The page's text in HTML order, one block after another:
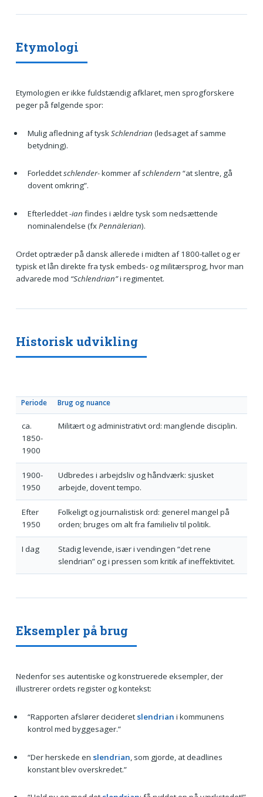
Etymologi
Etymologien er ikke fuldstændig afklaret, men sprogforskere
peger på følgende spor:
Mulig afledning af tyskSchlendrian (ledsaget af samme
betydning).
Forleddetschlender-kommer afschlendern “at slentre, gå
dovent omkring”.
Efterleddet-ian findes i ældre tysk som nedsættende
nominalendelse (fxPennälerian).
Ordet optræder på dansk allerede i midten af 1800-tallet og er
typisk et lån direkte fra tysk embeds- og militærsprog, hvor man
advarede mod “Schlendrian”i regimentet.
Historisk udvikling
Periode Brug og nuance
ca.
1850-
1900
Militært og administrativt ord: manglende disciplin.
1900-
1950
Udbredes i arbejdsliv og håndværk: sjusket
arbejde, dovent tempo.
Efter
1950
Folkeligt og journalistisk ord: generel mangel på
orden; bruges om alt fra familieliv til politik.
I dag
Stadig levende, især i vendingen “det rene
slendrian” og i pressen som kritik af ineffektivitet.
Eksempler på brug
Nedenfor ses autentiske og konstruerede eksempler, der
illustrerer ordets register og kontekst:
“Rapporten afslører decideret slendrian i kommunens
kontrol med byggesager.”
“Der herskede en slendrian , som gjorde, at deadlines
konstant blev overskredet.”